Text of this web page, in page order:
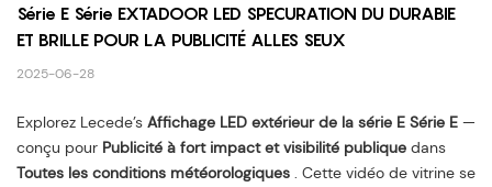
Série E Série EXTADOOR LED SPECURATION DU DURABIE
ET ​​BRILLE POUR LA PUBLICITÉ ALLES SEUX
2025-06-28
Explorez Lecede’s Affichage LED extérieur de la série E Série E —
conçu pour Publicité à fort impact et visibilité publique dans
Toutes les conditions météorologiques . Cette vidéo de vitrine se